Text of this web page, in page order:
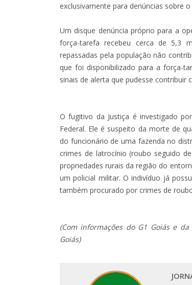
exclusivamente para denúncias sobre
Um disque denúncia próprio para a
força-tarefa recebeu cerca de 5,3
repassadas pela população não
que foi disponibilizado para a força-
sinais de alerta que pudesse contribuir
O fugitivo da Justiça é investigado
Federal. Ele é suspeito da morte de
do funcionário de uma fazenda no
crimes de latrocínio (roubo seguido
propriedades rurais da região do
um policial militar. O indivíduo já
também procurado por crimes de
(Com informações do G1 Goiás e
Goiás)